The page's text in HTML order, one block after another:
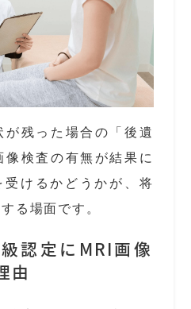
残った場合の「後遺
検査の有無が結果に
けるかどうかが、将
る場面です。
認定にMRI画像
由